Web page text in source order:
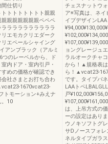
間仕切り
トトトトトトトト親親
親親親親親親ペペペ
ラララララララララ
エモカクリエダーク
エペールシャイング
アンブラック（アルミ
つのレーベルから、ド
内ドア・室内引戸・
めの価格が確認でき
社さまとお打ち合わ
1670vcat23-
トモーション+みえナ
。10
チェスナットウ
ア※写真は、ネイ
イプデザイン
ョングレージュ
ラルオークチャ
から！▲規格表
ら！▲vcat23-
です。タイプパ
LAAトペ
戸
は、上吊方式の
ーの設定はあり
ウノキソフトグ
サDノースフォ
ネルタイプガラ